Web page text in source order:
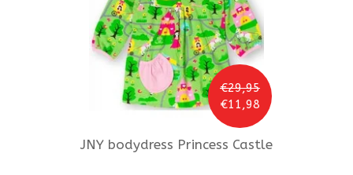
€29,95
€11,98
JNY bodydress Princess Castle